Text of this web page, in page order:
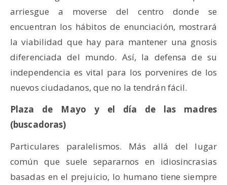
arriesgue a moverse del centro donde se
encuentran los hábitos de enunciación, mostrará
la viabilidad que hay para mantener una gnosis
diferenciada del mundo. Así, la defensa de su
independencia es vital para los porvenires de los
nuevos ciudadanos, que no la tendrán fácil.
Plaza de Mayo y el día de las madres
(buscadoras)
Particulares paralelismos. Más allá del lugar
común que suele separarnos en idiosincrasias
basadas en el prejuicio, lo humano tiene siempre